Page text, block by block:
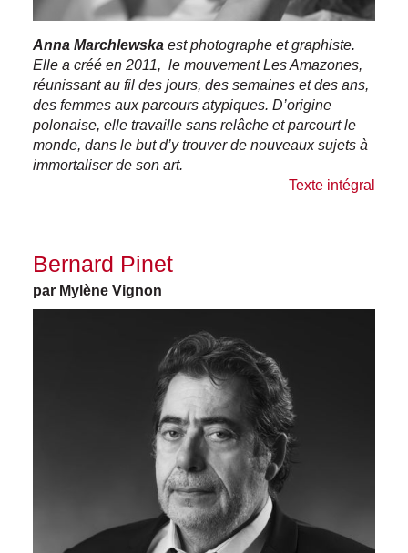
Anna Marchlewska est photographe et graphiste.
Elle a créé en 2011, le mouvement Les Amazones,
réunissant au fil des jours, des semaines et des ans,
des femmes aux parcours atypiques. D’origine
polonaise, elle travaille sans relâche et parcourt le
monde, dans le but d’y trouver de nouveaux sujets à
immortaliser de son art.
Texte intégral
Bernard Pinet
par Mylène Vignon